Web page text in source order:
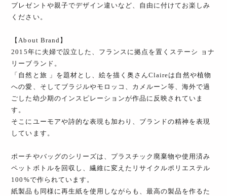
プレゼントや親子でデザイン違いなど、自由に付けてお楽しみ
ください。
【About Brand】
2015年に夫婦で設立した、フランスに拠点を置くステーシ ョナ
リーブランド。
「自然と旅 」を題材とし、絵を描く奥さんClaireは自然や植物
への愛、そしてブラジルやモロッコ、カメルーン等、海外で過
ごした幼少期のインスピレーションが作品に反映されていま
す。
そこにユーモアや詩的な表現も加わり、ブランドの精神を表現
しています。
ポーチやバッグのシリーズは、プラスチック廃棄物や使用済み
ペットボトルを回収し、繊維に変えたリサイクルポリエステル
100%で作られています。
紙製品も同様に再生紙を使用しながらも、最高の製品を作るた